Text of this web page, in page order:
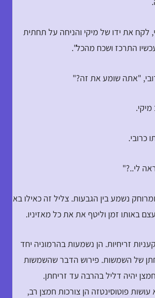
לקח את ידו של מיקי והניחה על תחתית
התרכז ושכח מהכל".
"אתה שומע את זה?"
כרובי.
לי..?"
נשמע בין הגבעות. צליל זה כאילו בא
באותו זמן וליטף את את כל מאזיניו.
זריחיות. הן נשמעות בהרמוניה יחד
של השמשות. פירוש הדבר שהשמשות
יהיה דליל בהרבה עד זריחתן.
פוטוסינטזה הן צורכות חמצן רב,